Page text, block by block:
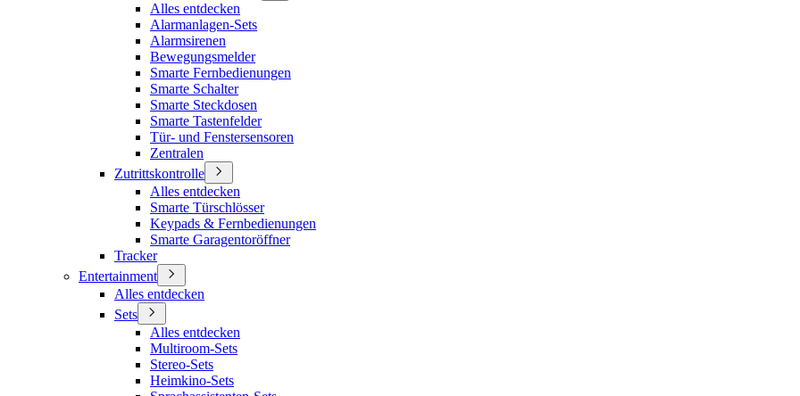
Alles entdecken
Alarmanlagen-Sets
Alarmsirenen
Bewegungsmelder
Smarte Fernbedienungen
Smarte Schalter
Smarte Steckdosen
Smarte Tastenfelder
Tür- und Fenstersensoren
Zentralen
Zutrittskontrolle
Alles entdecken
Smarte Türschlösser
Keypads & Fernbedienungen
Smarte Garagentoröffner
Tracker
Entertainment
Alles entdecken
Sets
Alles entdecken
Multiroom-Sets
Stereo-Sets
Heimkino-Sets